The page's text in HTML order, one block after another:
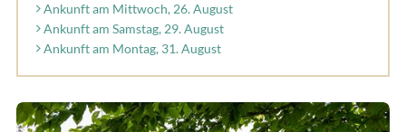
Ankunft am Mittwoch, 26. August
Ankunft am Samstag, 29. August
Ankunft am Montag, 31. August